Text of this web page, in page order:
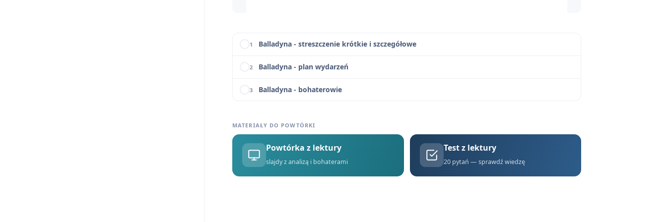
1 Balladyna - streszczenie krótkie i szczegółowe
2 Balladyna - plan wydarzeń
3 Balladyna - bohaterowie
5 Balladyna - geneza
6 Balladyna - problematyka
MATERIAŁY DO POWTÓRKI
Powtórka z lektury
slajdy z analizą i bohaterami
Test z lektury
20 pytań — sprawdź wiedzę